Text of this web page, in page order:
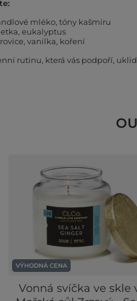
mléko, tóny kašmíru
eukalyptus
vanilka, koření
rutinu, která vás podpoří,
VÝHODNÁ CENA
Vonná svíčka ve skle